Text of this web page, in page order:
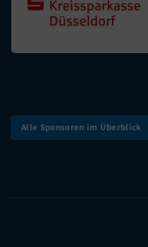
Alle Sponsoren im Überblick